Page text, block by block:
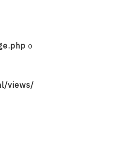
o
views/